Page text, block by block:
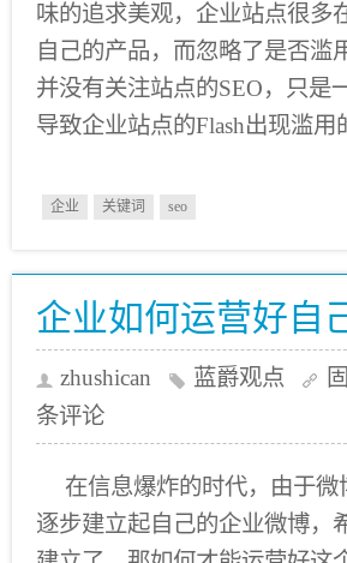
味的追求美观，企业站点很多
自己的产品，而忽略了是否滥
并没有关注站点的SEO，只是
导致企业站点的Flash出现滥
企业 关键词 seo
企业如何运营好自
zhushican 蓝爵观点
条评论
在信息爆炸的时代，由于
逐步建立起自己的企业微博，